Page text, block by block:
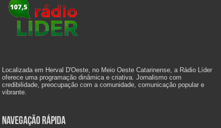
Localizada em Herval D'Oeste, no Meio Oeste Catarinense, a Rádio Líder
oferece uma programação dinâmica e criativa. Jornalismo com
credibilidade, preocupação com a comunidade, comunicação popular e
vibrante.
Navegação Rápida